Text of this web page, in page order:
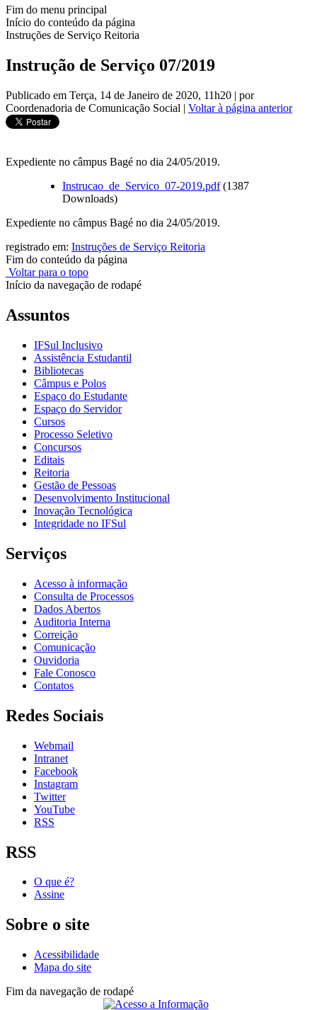
Fim do menu principal
Início do conteúdo da página
Instruções de Serviço Reitoria
Instrução de Serviço 07/2019
Publicado em Terça, 14 de Janeiro de 2020, 11h20 | por
Coordenadoria de Comunicação Social | Voltar à página anterior
Expediente no câmpus Bagé no dia 24/05/2019.
Instrucao_de_Servico_07-2019.pdf (1387
Downloads)
Expediente no câmpus Bagé no dia 24/05/2019.
registrado em: Instruções de Serviço Reitoria
Fim do conteúdo da página
Voltar para o topo
Início da navegação de rodapé
Assuntos
IFSul Inclusivo
Assistência Estudantil
Bibliotecas
Câmpus e Polos
Espaço do Estudante
Espaço do Servidor
Cursos
Processo Seletivo
Concursos
Editais
Reitoria
Gestão de Pessoas
Desenvolvimento Institucional
Inovação Tecnológica
Integridade no IFSul
Serviços
Acesso à informação
Consulta de Processos
Dados Abertos
Auditoria Interna
Correição
Comunicação
Ouvidoria
Fale Conosco
Contatos
Redes Sociais
Webmail
Intranet
Facebook
Instagram
Twitter
YouTube
RSS
RSS
O que é?
Assine
Sobre o site
Acessibilidade
Mapa do site
Fim da navegação de rodapé